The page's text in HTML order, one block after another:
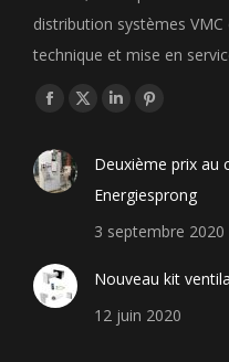
distribution systèmes
technique et mise en
Trouvez nous sur :
Facebook
opens
in
X
opens
new
LinkedIn
opens
in
new
Pinterest
opens
in
new
Deuxième prix au
Energiesprong
3 septembre 2020
Nouveau kit
12 juin 2020